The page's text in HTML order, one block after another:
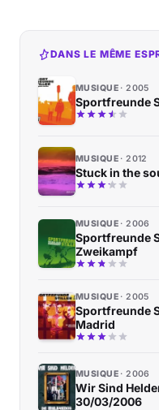
DANS LE MÊME
MUSIQUE 2005
Sportfreunde
MUSIQUE 2012
Stuck in the
MUSIQUE 2006
Sportfreunde
Zweikampf
MUSIQUE 2005
Sportfreunde
Madrid
MUSIQUE 2006
Wir Sind
30/03/2006